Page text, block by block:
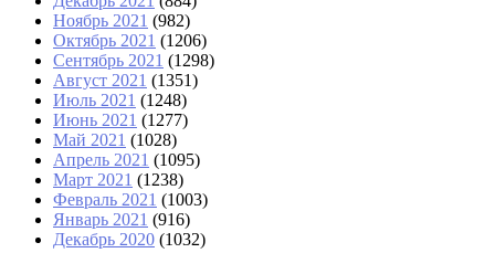
Ноябрь 2021 (982)
Октябрь 2021 (1206)
Сентябрь 2021 (1298)
Август 2021 (1351)
Июль 2021 (1248)
Июнь 2021 (1277)
Май 2021 (1028)
Апрель 2021 (1095)
Март 2021 (1238)
Февраль 2021 (1003)
Январь 2021 (916)
Декабрь 2020 (1032)